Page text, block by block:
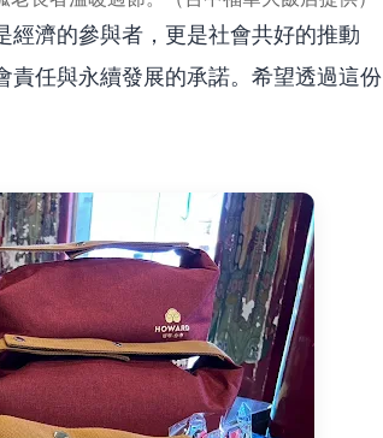
經濟的參與者，更是社會共好的推動
責任與永續發展的承諾。希望透過這份